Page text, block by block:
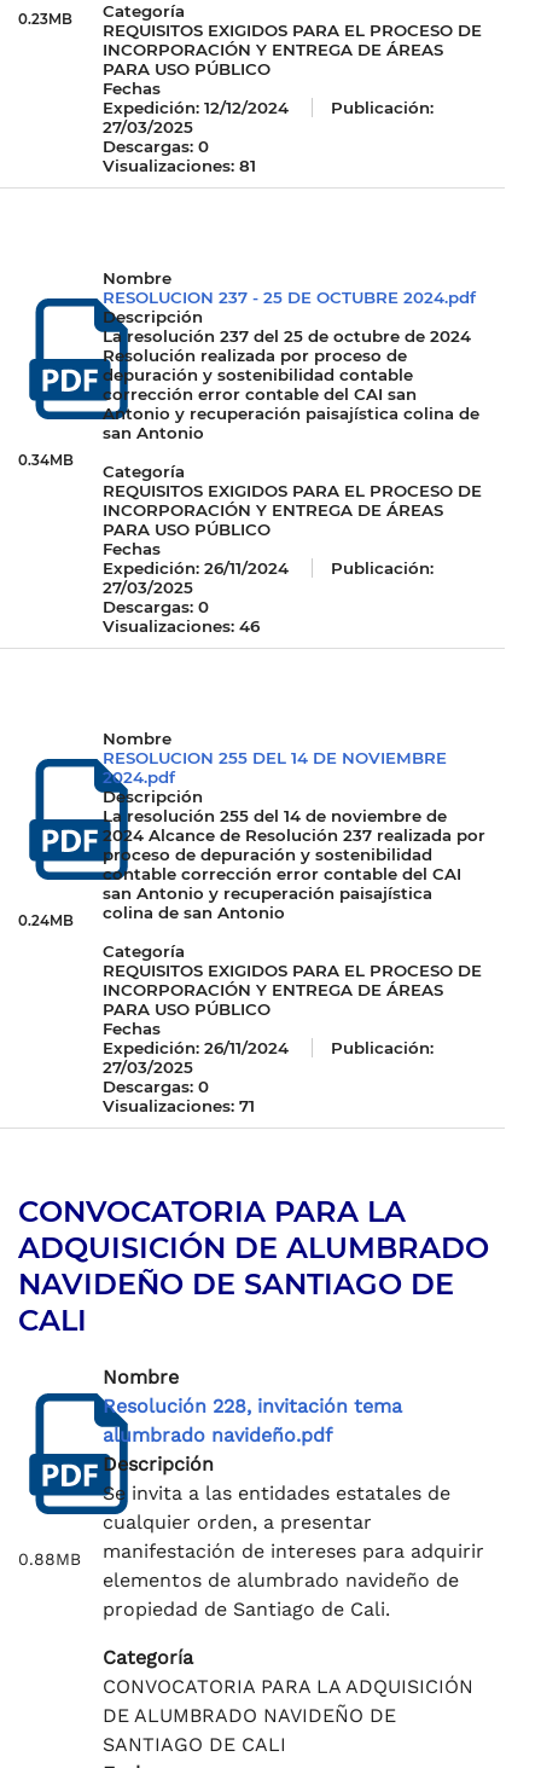
0.23MB
Categoría
REQUISITOS EXIGIDOS PARA EL PROCESO DE
INCORPORACIÓN Y ENTREGA DE ÁREAS
PARA USO PÚBLICO
Fechas
Expedición: 12/12/2024
Publicación:
27/03/2025
Descargas: 0
Visualizaciones: 81
0.34MB
Nombre
RESOLUCION 237 - 25 DE OCTUBRE 2024.pdf
Descripción
La resolución 237 del 25 de octubre de 2024
Resolución realizada por proceso de
depuración y sostenibilidad contable
corrección error contable del CAI san
Antonio y recuperación paisajística colina de
san Antonio
Categoría
REQUISITOS EXIGIDOS PARA EL PROCESO DE
INCORPORACIÓN Y ENTREGA DE ÁREAS
PARA USO PÚBLICO
Fechas
Expedición: 26/11/2024
Publicación:
27/03/2025
Descargas: 0
Visualizaciones: 46
0.24MB
Nombre
RESOLUCION 255 DEL 14 DE NOVIEMBRE
2024.pdf
Descripción
La resolución 255 del 14 de noviembre de
2024 Alcance de Resolución 237 realizada por
proceso de depuración y sostenibilidad
contable corrección error contable del CAI
san Antonio y recuperación paisajística
colina de san Antonio
Categoría
REQUISITOS EXIGIDOS PARA EL PROCESO DE
INCORPORACIÓN Y ENTREGA DE ÁREAS
PARA USO PÚBLICO
Fechas
Expedición: 26/11/2024
Publicación:
27/03/2025
Descargas: 0
Visualizaciones: 71
CONVOCATORIA PARA LA
ADQUISICIÓN DE ALUMBRADO
NAVIDEÑO DE SANTIAGO DE
CALI
0.88MB
Nombre
Resolución 228, invitación tema
alumbrado navideño.pdf
Descripción
Se invita a las entidades estatales de
cualquier orden, a presentar
manifestación de intereses para adquirir
elementos de alumbrado navideño de
propiedad de Santiago de Cali.
Categoría
CONVOCATORIA PARA LA ADQUISICIÓN
DE ALUMBRADO NAVIDEÑO DE
SANTIAGO DE CALI